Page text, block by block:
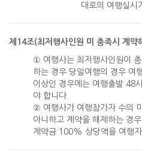
대로의 여행실시
제14조(최저행사인원 미 충족시 계약
① 여행사는 최저행사인원이
하는 경우 당일여행의 경우 여
이상인 경우에는 여행출발 48
야 합니다.
② 여행사가 여행참가자 수의
아니하고 계약을 해제하는 경
계약금 100% 상당액을 여행